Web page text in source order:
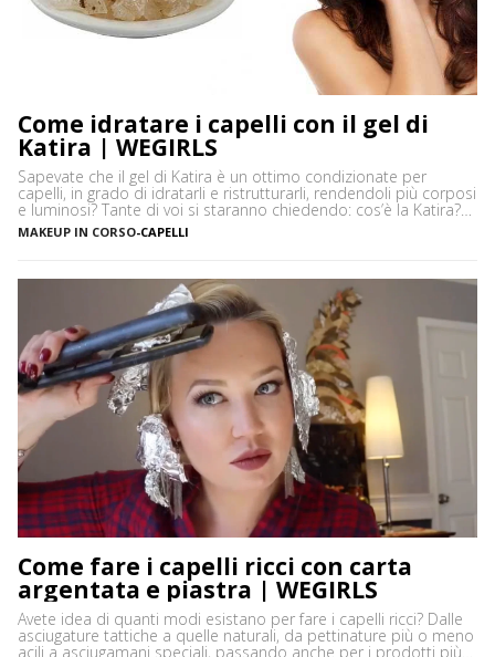
Come idratare i capelli con il gel di
Katira | WEGIRLS
Sapevate che il gel di Katira è un ottimo condizionate per
capelli, in grado di idratarli e ristrutturarli, rendendoli più corposi
e luminosi? Tante di voi si staranno chiedendo: cos’è la Katira?
La Katira o Gomma Adragante è una resina gelificante naturale
ottenuta dalla linfa essiccata di Astragalus gummifer, un piccolo
MAKEUP IN CORSO-CAPELLI
Come fare i capelli ricci con carta
argentata e piastra | WEGIRLS
Avete idea di quanti modi esistano per fare i capelli ricci? Dalle
asciugature tattiche a quelle naturali, da pettinature più o meno
acili a asciugamani speciali, passando anche per i prodotti più